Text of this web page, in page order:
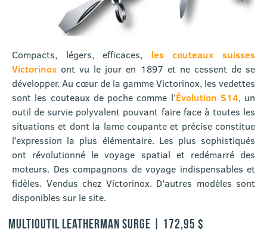
Compacts, légers, efficaces, les couteaux suisses
Victorinox ont vu le jour en 1897 et ne cessent de se
développer. Au cœur de la gamme Victorinox, les vedettes
sont les couteaux de poche comme l’Évolution S14, un
outil de survie polyvalent pouvant faire face à toutes les
situations et dont la lame coupante et précise constitue
l’expression la plus élémentaire. Les plus sophistiqués
ont révolutionné le voyage spatial et redémarré des
moteurs. Des compagnons de voyage indispensables et
fidèles. Vendus chez Victorinox. D’autres modèles sont
disponibles sur le site.
MULTIOUTIL LEATHERMAN SURGE | 172,95 $